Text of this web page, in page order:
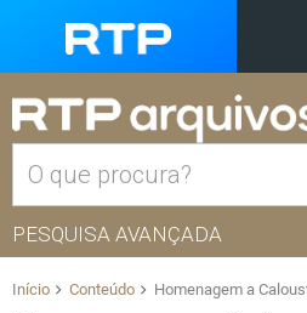
PESQUISA AVANÇADA
Início Conteúdo Homenagem a